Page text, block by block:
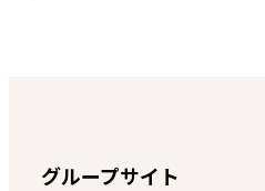
グループサイト